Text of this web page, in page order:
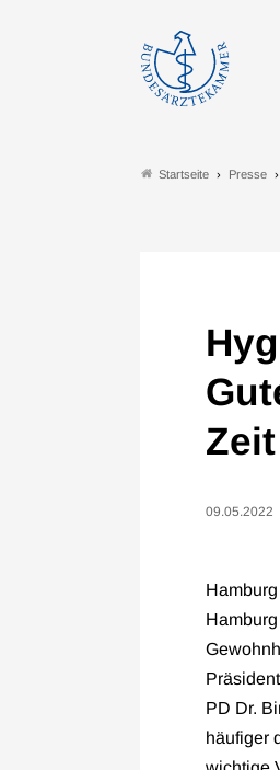
Startseite Presse
09.05.2022
PD Dr.
häufiger